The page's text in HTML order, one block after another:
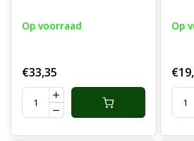
Op voorraad
€33,35
Op